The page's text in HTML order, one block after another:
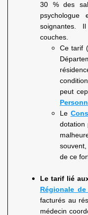
30 % des
soignantes.
couches.
Ce tarif
peut
Le
dotation
de ce
Le tarif lié
Régionale de
facturés au
médecin